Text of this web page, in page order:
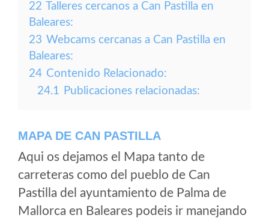
22 Talleres cercanos a Can Pastilla en
Baleares:
23 Webcams cercanas a Can Pastilla en
Baleares:
24 Contenido Relacionado:
24.1 Publicaciones relacionadas:
MAPA DE CAN PASTILLA
Aqui os dejamos el Mapa tanto de
carreteras como del pueblo de Can
Pastilla del ayuntamiento de Palma de
Mallorca en Baleares podeis ir manejando